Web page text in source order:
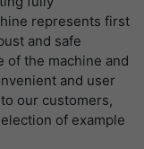
represents first
and safe
the machine and
and user
our customers,
of example